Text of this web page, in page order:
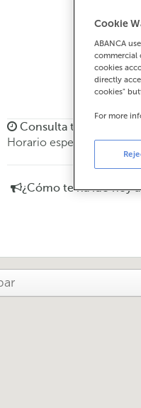
Consulta todos los
Horario especial. Para
¿Cómo te ha ido hoy
Cookie
ABANCA
commercial
cookies
directly
cookies"
For more